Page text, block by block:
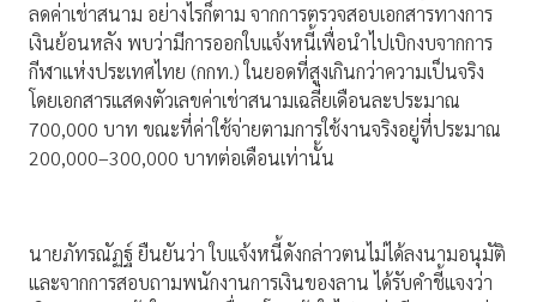
ลดค่าเช่าสนาม อย่างไรก็ตาม จากการตรวจสอบเอกสารทางการ
เงินย้อนหลัง พบว่ามีการออกใบแจ้งหนี้เพื่อนำไปเบิกงบจากการ
กีฬาแห่งประเทศไทย (กกท.) ในยอดที่สูงเกินกว่าความเป็นจริง
โดยเอกสารแสดงตัวเลขค่าเช่าสนามเฉลี่ยเดือนละประมาณ
700,000 บาท ขณะที่ค่าใช้จ่ายตามการใช้งานจริงอยู่ที่ประมาณ
200,000–300,000 บาทต่อเดือนเท่านั้น
นายภัทรณัฏฐ์ ยืนยันว่า ใบแจ้งหนี้ดังกล่าวตนไม่ได้ลงนามอนุมัติ
และจากการสอบถามพนักงานการเงินของลาน ได้รับคำชี้แจงว่า